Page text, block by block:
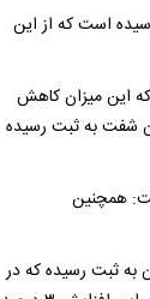
در سطح استان به ثبت رسیده است که از این
حدود ۴.۸ درصد کاهش داشته است که این میزان کاهش
شفت به ثبت رسیده
۲۸.۹ و برای زنان ۲۵.۲ عنوان کرد و گفت: همچنین
۳ هزار و ۴۶۸ فقره طلاق در سطح استان به ثبت رسیده که در